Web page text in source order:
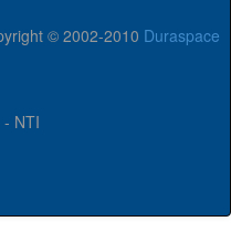
© 2002-2010 Duraspace
NTI